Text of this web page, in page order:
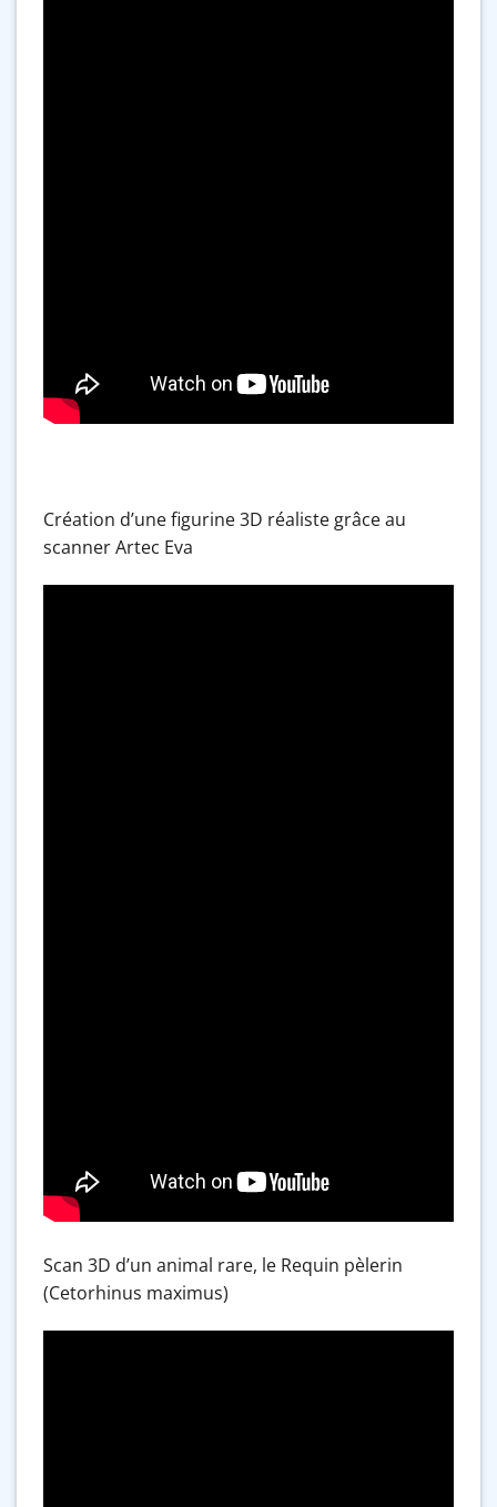
Création d’une figurine 3D réaliste grâce au
scanner Artec Eva
Scan 3D d’un animal rare, le Requin pèlerin
(Cetorhinus maximus)